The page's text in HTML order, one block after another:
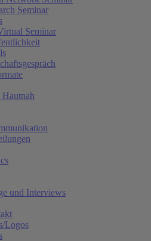
Seminar
Seminar
und Interviews
Logos